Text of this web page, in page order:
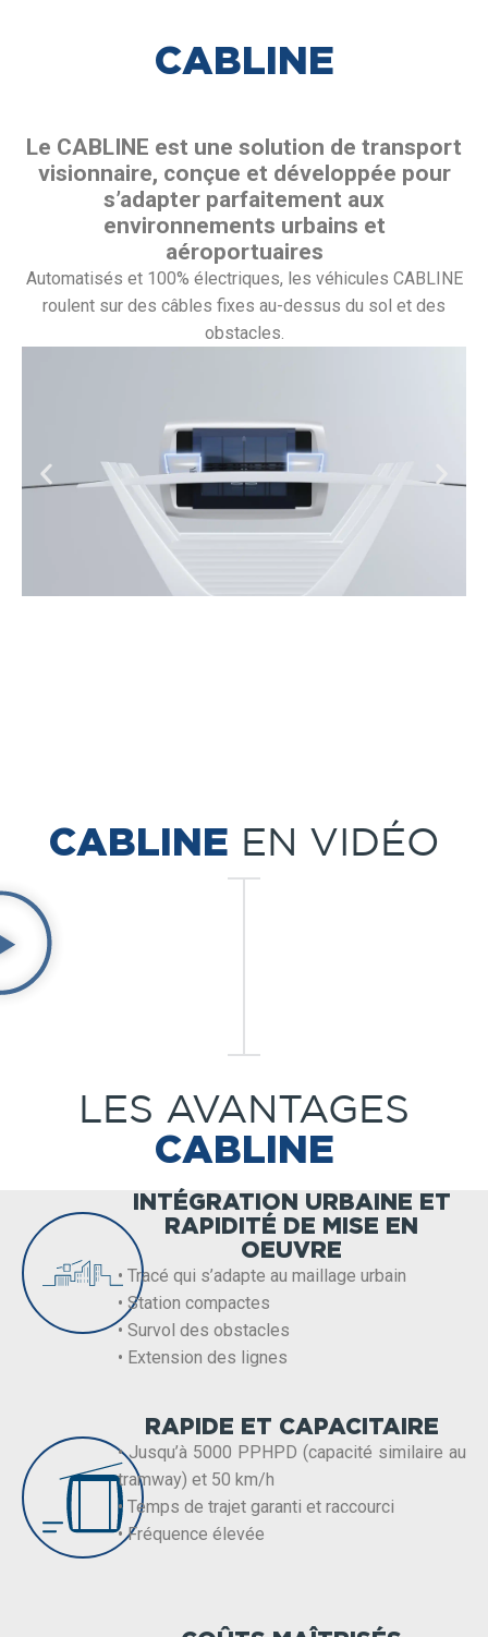
CABLINE
Le CABLINE est une solution de transport
visionnaire, conçue et développée pour
s’adapter parfaitement aux
environnements urbains et
aéroportuaires
Automatisés et 100% électriques, les véhicules CABLINE
roulent sur des câbles fixes au-dessus du sol et des
obstacles.
CABLINE EN VIDÉO
LES AVANTAGES
CABLINE
INTÉGRATION URBAINE ET
RAPIDITÉ DE MISE EN
OEUVRE
• Tracé qui s’adapte au maillage urbain
• Station compactes
• Survol des obstacles
• Extension des lignes
RAPIDE ET CAPACITAIRE
• Jusqu’à 5000 PPHPD (capacité similaire au
tramway) et 50 km/h
• Temps de trajet garanti et raccourci
• Fréquence élevée